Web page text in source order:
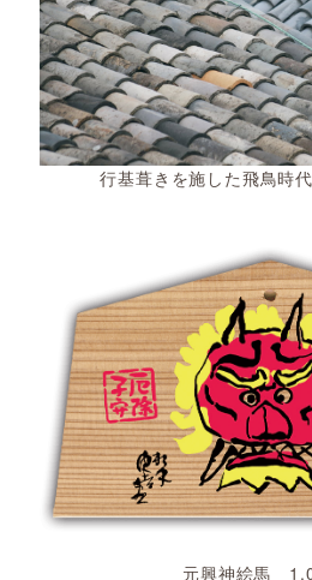
行基葺きを施した飛鳥時
元興神絵馬